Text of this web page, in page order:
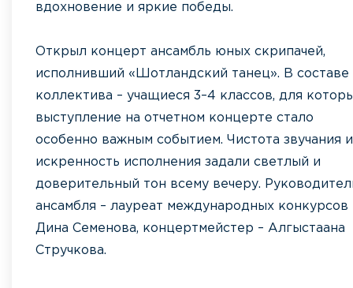
вдохновение и яркие победы.
Открыл концерт ансамбль юных скрипачей,
исполнивший «Шотландский танец». В составе
коллектива – учащиеся 3–4 классов, для
выступление на отчетном концерте стало
особенно важным событием. Чистота звучания и
искренность исполнения задали светлый и
доверительный тон всему вечеру.
ансамбля – лауреат международных конкурсов
Дина Семенова, концертмейстер – Алгыстаана
Стручкова.